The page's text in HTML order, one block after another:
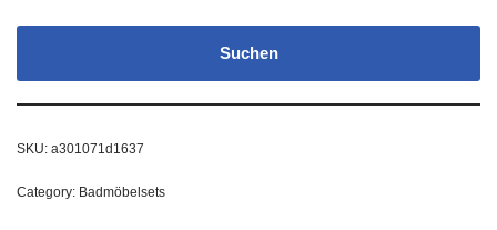
Suchen
SKU: a301071d1637
Category: Badmöbelsets